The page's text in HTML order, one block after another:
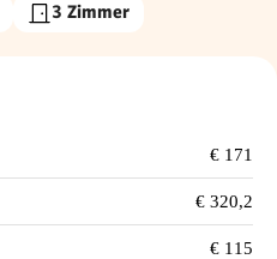
3 Zimmer
€ 171
€ 320,2
€ 115